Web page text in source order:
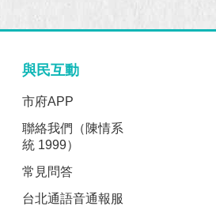
與民互動
市府APP
聯絡我們（陳情系
統 1999）
常見問答
台北通語音通報服